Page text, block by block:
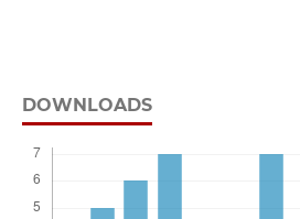
DOWNLOADS